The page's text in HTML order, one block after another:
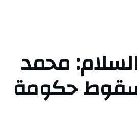
محمد
حكومة